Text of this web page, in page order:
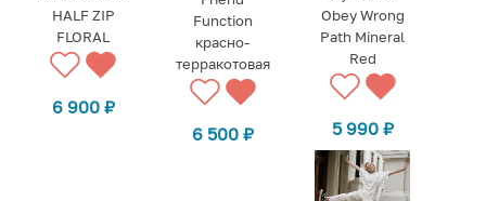
HALF ZIP
FLORAL
6 900 ₽
Function
красно-
терракотовая
6 500 ₽
Obey Wrong
Path Mineral
Red
5 990 ₽